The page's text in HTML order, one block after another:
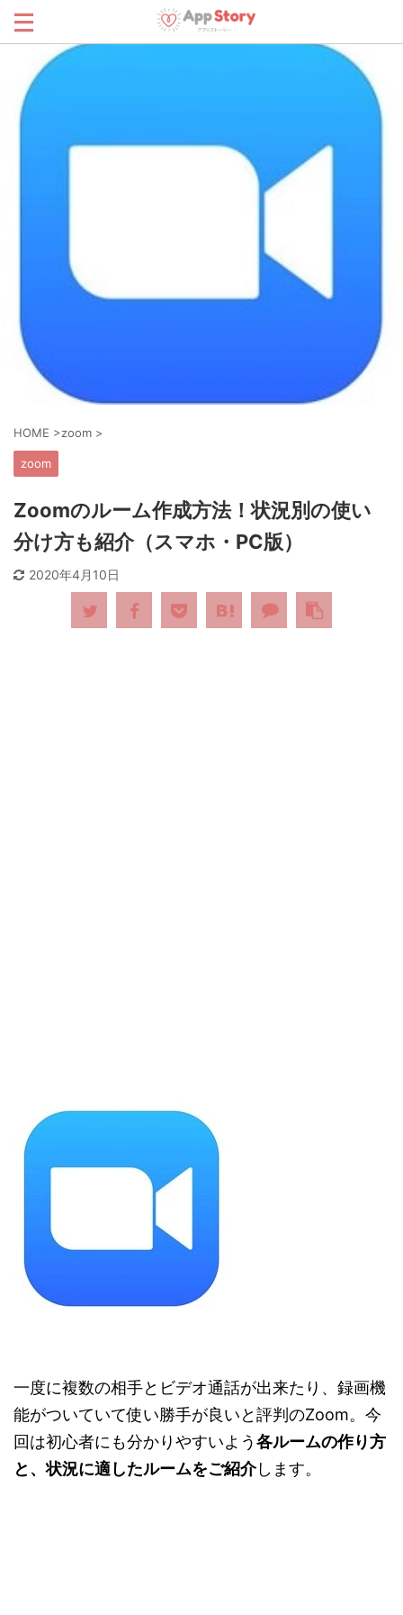
HOME >zoom >
zoom
Zoomのルーム作成方法！状況別の使い
分け方も紹介（スマホ・PC版）
2020年4月10日
一度に複数の相手とビデオ通話が出来たり、録画機
能がついていて使い勝手が良いと評判のZoom。今
回は初心者にも分かりやすいよう各ルームの作り方
と、状況に適したルームをご紹介します。